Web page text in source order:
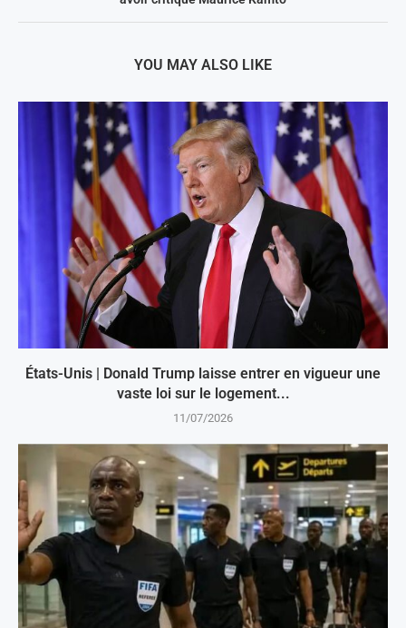
YOU MAY ALSO LIKE
États-Unis | Donald Trump laisse entrer en vigueur une
vaste loi sur le logement...
11/07/2026